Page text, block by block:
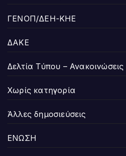
ΓΕΝΟΠ/ΔΕΗ-ΚΗΕ
ΔΑΚΕ
Δελτία Τύπου – Ανακοινώσεις
Χωρίς κατηγορία
Άλλες δημοσιεύσεις
ΕΝΩΣΗ